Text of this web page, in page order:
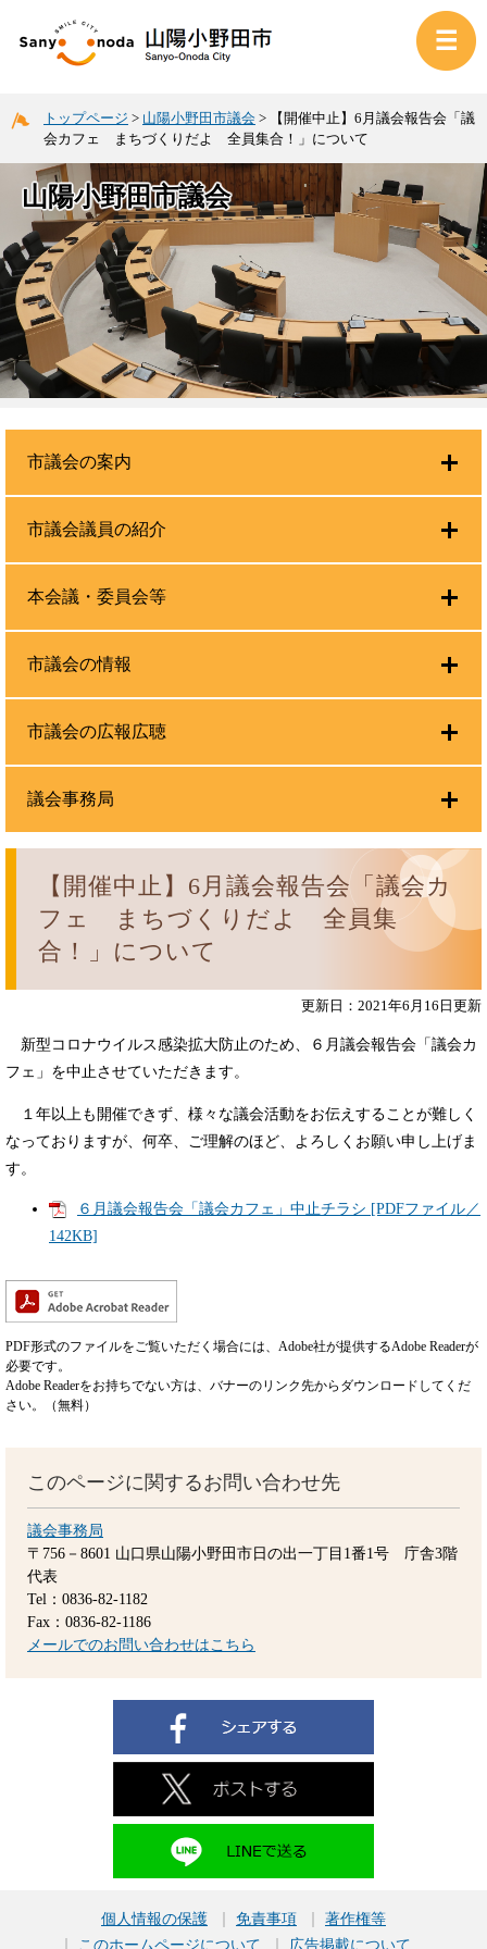
トップページ > 山陽小野田市議会 >
【開催中止】6月議会報告会「議
会カフェ まちづくりだよ 全員集合！」について
山陽小野田市議会
【開催中止】6月議会報告会「議会カ
フェ まちづくりだよ 全員集
合！」について
更新日：2021年6月16日更新
新型コロナウイルス感染拡大防止のため、６月議会報告会「議会カ
フェ」を中止させていただきます。
１年以上も開催できず、様々な議会活動をお伝えすることが難しく
なっておりますが、何卒、ご理解のほど、よろしくお願い申し上げま
す。
６月議会報告会「議会カフェ」中止チラシ [PDFファイル／
142KB]
PDF形式のファイルをご覧いただく場合には、Adobe社が提供するAdobe Readerが
必要です。
Adobe Readerをお持ちでない方は、バナーのリンク先からダウンロードしてくだ
さい。（無料）
このページに関するお問い合わせ先
議会事務局
〒756－8601 山口県山陽小野田市日の出一丁目1番1号 庁舎3階
代表
Tel：0836-82-1182
Fax：0836-82-1186
メールでのお問い合わせはこちら
市議会の案内
市議会議員の紹介
本会議・委員会等
市議会の情報
市議会の広報広聴
議会事務局
個人情報の保護 免責事項
著作権等
このホームページについて
広告掲載について